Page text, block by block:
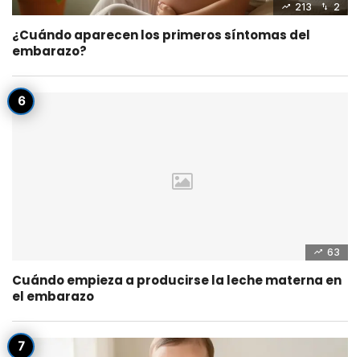
213 2
¿Cuándo aparecen los primeros síntomas del
embarazo?
63
Cuándo empieza a producirse la leche materna en
el embarazo